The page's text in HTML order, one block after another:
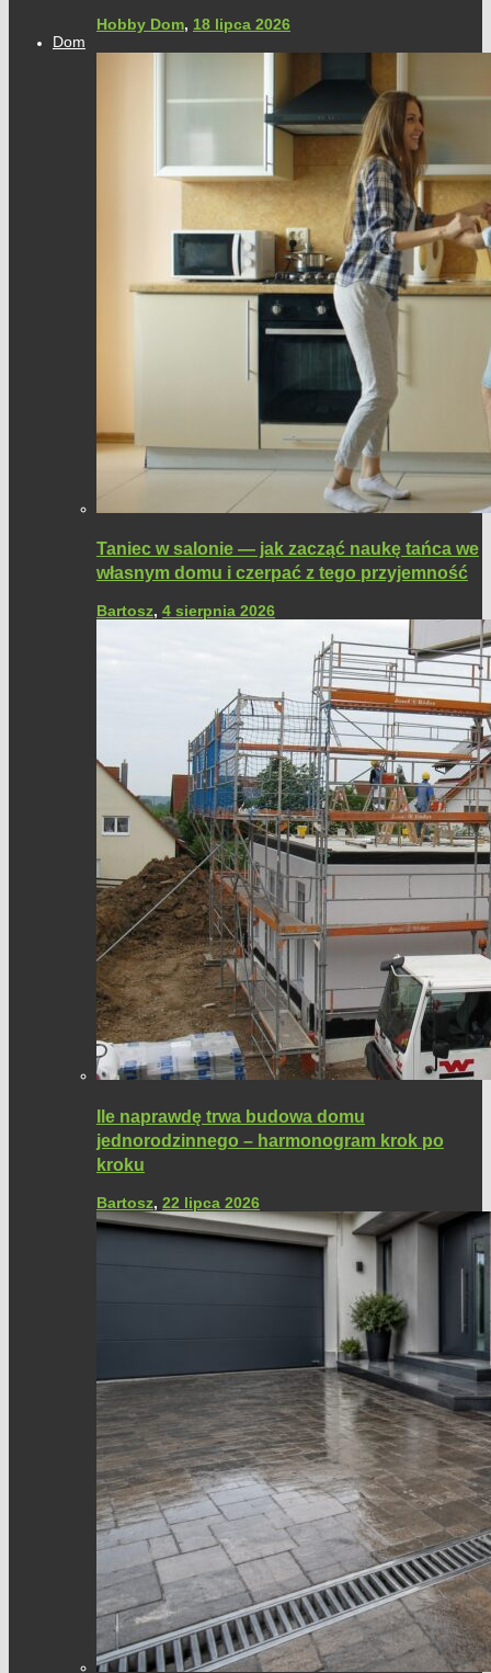
Hobby Dom, 18 lipca 2026
Dom
Taniec w salonie — jak zacząć naukę tańca we
własnym domu i czerpać z tego przyjemność
Bartosz, 4 sierpnia 2026
Ile naprawdę trwa budowa domu
jednorodzinnego – harmonogram krok po
kroku
Bartosz, 22 lipca 2026